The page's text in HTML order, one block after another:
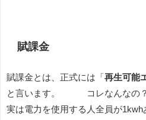
賦課金
賦課金とは、正式には「 再生可能
と言います。 コレなんなの？
実は電力を使用する人全員が1kwh